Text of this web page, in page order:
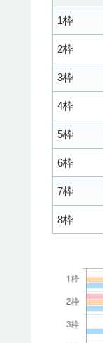
1枠
2枠
3枠
4枠
5枠
6枠
7枠
8枠